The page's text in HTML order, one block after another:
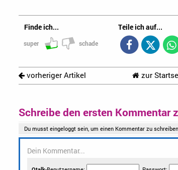
Finde ich...
super schade
Teile ich auf...
vorheriger Artikel zur
Schreibe den ersten Kommentar